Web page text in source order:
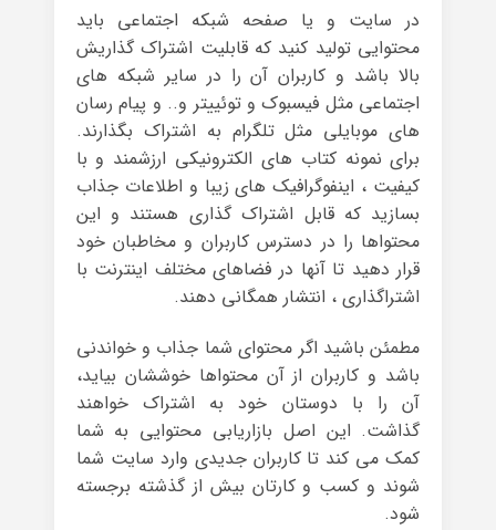
در سایت و یا صفحه شبکه اجتماعی باید
محتوایی تولید کنید که قابلیت اشتراک گذاریش
بالا باشد و کاربران آن را در سایر شبکه های
اجتماعی مثل فیسبوک و توئییتر و.. و پیام رسان
های موبایلی مثل تلگرام به اشتراک بگذارند.
برای نمونه کتاب های الکترونیکی ارزشمند و با
کیفیت ، اینفوگرافیک های زیبا و اطلاعات جذاب
بسازید که قابل اشتراک گذاری هستند و این
محتواها را در دسترس کاربران و مخاطبان خود
قرار دهید تا آنها در فضاهای مختلف اینترنت با
اشتراگذاری ، انتشار همگانی دهند.
مطمئن باشید اگر محتوای شما جذاب و خواندنی
باشد و کاربران از آن محتواها خوششان بیاید،
آن را با دوستان خود به اشتراک خواهند
گذاشت. این اصل بازاریابی محتوایی به شما
کمک می کند تا کاربران جدیدی وارد سایت شما
شوند و کسب و کارتان بیش از گذشته برجسته
شود.